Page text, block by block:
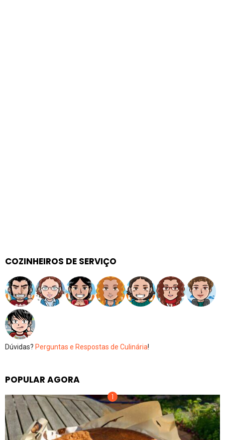
COZINHEIROS DE SERVIÇO
Dúvidas? Perguntas e Respostas de Culinária!
POPULAR AGORA